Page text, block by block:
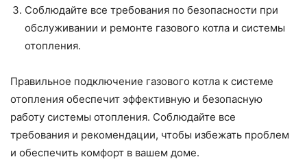
Соблюдайте все требования по безопасности при
обслуживании и ремонте газового котла и системы
отопления.
Правильное подключение газового котла к системе
отопления обеспечит эффективную и безопасную
работу системы отопления. Соблюдайте все
требования и рекомендации, чтобы избежать проблем
и обеспечить комфорт в вашем доме.